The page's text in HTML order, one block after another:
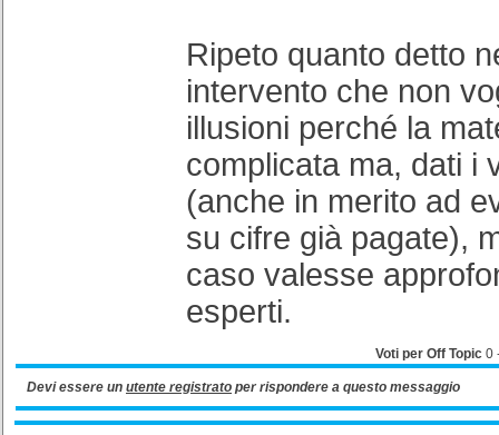
Ripeto quanto detto
intervento che non
illusioni perché la
complicata ma, dati i
(anche in merito ad
su cifre già pagate),
caso valesse
esperti.
Voti per Off Topic 0
Devi essere un utente registrato per rispondere a questo messaggio